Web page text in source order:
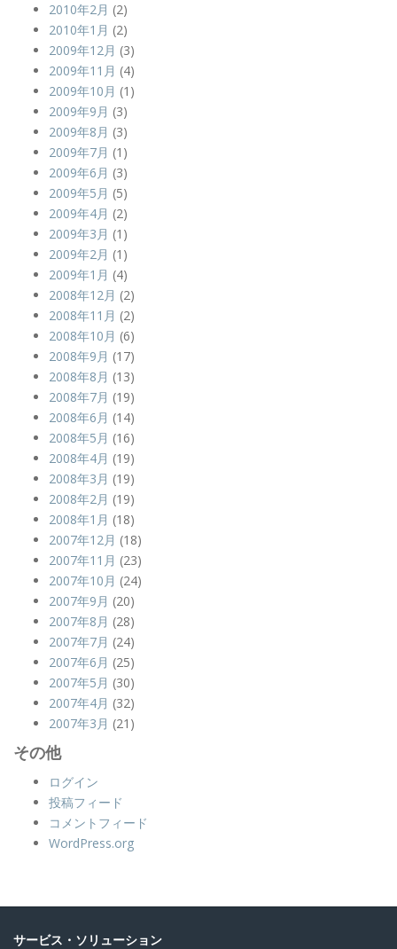
2010年2月 (2)
2010年1月 (2)
2009年12月 (3)
2009年11月 (4)
2009年10月 (1)
2009年9月 (3)
2009年8月 (3)
2009年7月 (1)
2009年6月 (3)
2009年5月 (5)
2009年4月 (2)
2009年3月 (1)
2009年2月 (1)
2009年1月 (4)
2008年12月 (2)
2008年11月 (2)
2008年10月 (6)
2008年9月 (17)
2008年8月 (13)
2008年7月 (19)
2008年6月 (14)
2008年5月 (16)
2008年4月 (19)
2008年3月 (19)
2008年2月 (19)
2008年1月 (18)
2007年12月 (18)
2007年11月 (23)
2007年10月 (24)
2007年9月 (20)
2007年8月 (28)
2007年7月 (24)
2007年6月 (25)
2007年5月 (30)
2007年4月 (32)
2007年3月 (21)
その他
ログイン
投稿フィード
コメントフィード
WordPress.org
サービス・ソリューション